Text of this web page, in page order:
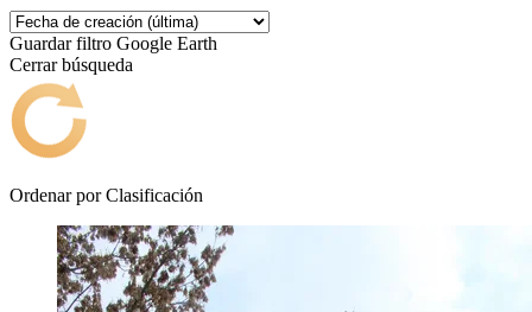
Guardar filtro Google Earth
Cerrar búsqueda
Ordenar por Clasificación